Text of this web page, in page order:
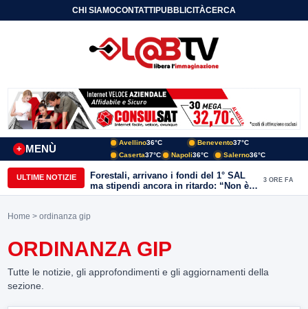
CHI SIAMOCONTATTIPUBBLICITÀCERCA
MENÙ
+
Avellino36°C Benevento37°C
Caserta37°C Napoli36°C Salerno36°C
ULTIME NOTIZIE
Forestali, arrivano i fondi del 1° SAL
ma stipendi ancora in ritardo: “Non è
più sostenibile”
3 ORE FA
Home > ordinanza gip
ORDINANZA GIP
Tutte le notizie, gli approfondimenti e gli aggiornamenti della
sezione.